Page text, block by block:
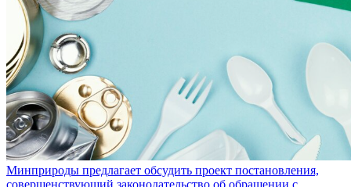
Минприроды предлагает обсудить проект постановления,
совершенствующий законодательство об обращении с